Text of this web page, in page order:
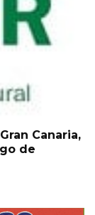
Canaria,
de